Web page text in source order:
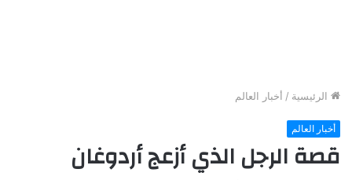
الرئيسية / أخبار العالم
أخبار العالم
قصة الرجل الذي أزعج أردوغان